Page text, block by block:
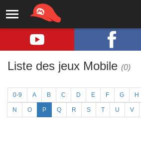
Liste des jeux Mobile (0)
0-9 A B C D E F G H
N O P Q R S T U V